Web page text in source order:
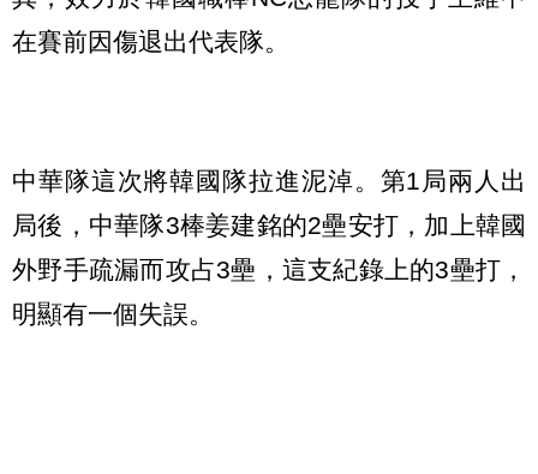
在賽前因傷退出代表隊。
中華隊這次將韓國隊拉進泥淖。第1局兩人出
局後，中華隊3棒姜建銘的2壘安打，加上韓國
外野手疏漏而攻占3壘，這支紀錄上的3壘打，
明顯有一個失誤。